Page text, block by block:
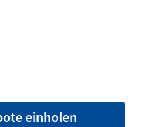
einholen